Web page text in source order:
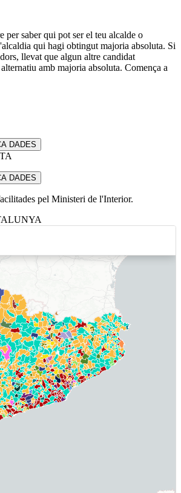
per saber qui pot ser el teu alcalde o
qui hagi obtingut majoria absoluta. Si
llevat que algun altre candidat
amb majoria absoluta. Comença a
DADES
DADES
pel Ministeri de l'Interior.